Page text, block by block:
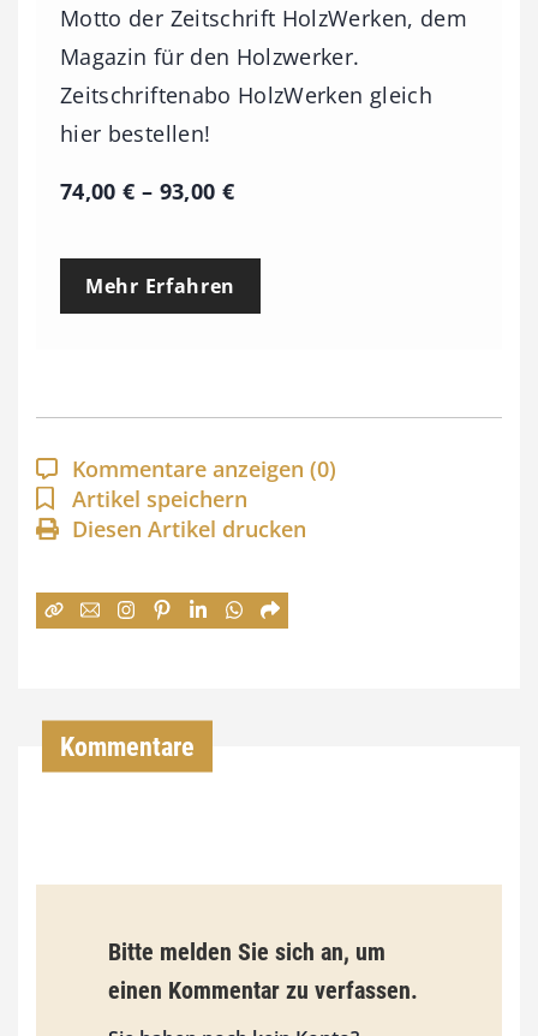
Motto der Zeitschrift HolzWerken, dem
Magazin für den Holzwerker.
Zeitschriftenabo HolzWerken gleich
hier bestellen!
74,00€ – 93,00 €P
e
p
a
n
n
:
€
i
s
Mehr Erfahren
Kommentare anzeigen (0)
Artikel speichern
Diesen Artikel drucken
Kommentare
Bitte melden Sie sich an, um
einen Kommentar zu verfassen.